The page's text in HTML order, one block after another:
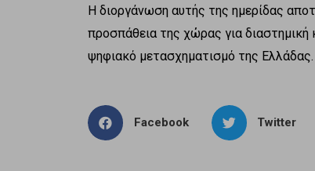
Η διοργάνωση αυτής της ημερίδας
προσπάθεια της χώρας για
ψηφιακό μετασχηματισμό της Ελλάδας.
Facebook Twitter